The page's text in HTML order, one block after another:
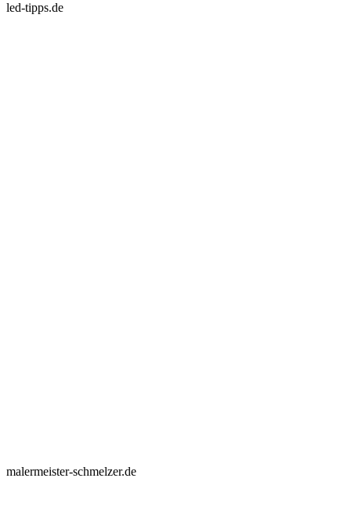
led-tipps.de
malermeister-schmelzer.de